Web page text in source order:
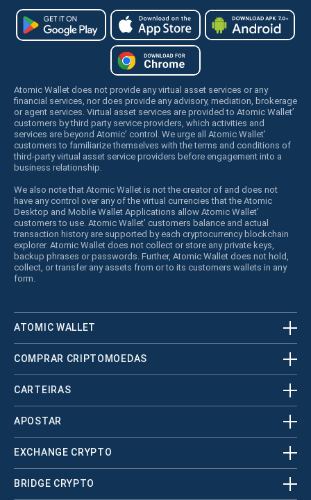
Atomic Wallet does not provide any virtual asset services or any
financial services, nor does provide any advisory, mediation, brokerage
or agent services. Virtual asset services are provided to Atomic Wallet’
customers by third party service providers, which activities and
services are beyond Atomic’ control. We urge all Atomic Wallet’
customers to familiarize themselves with the terms and conditions of
third-party virtual asset service providers before engagement into a
business relationship.
We also note that Atomic Wallet is not the creator of and does not
have any control over any of the virtual currencies that the Atomic
Desktop and Mobile Wallet Applications allow Atomic Wallet’
customers to use. Atomic Wallet’ customers balance and actual
transaction history are supported by each cryptocurrency blockchain
explorer. Atomic Wallet does not collect or store any private keys,
backup phrases or passwords. Further, Atomic Wallet does not hold,
collect, or transfer any assets from or to its customers wallets in any
form.
ATOMIC WALLET
COMPRAR CRIPTOMOEDAS
CARTEIRAS
APOSTAR
EXCHANGE CRYPTO
BRIDGE CRYPTO